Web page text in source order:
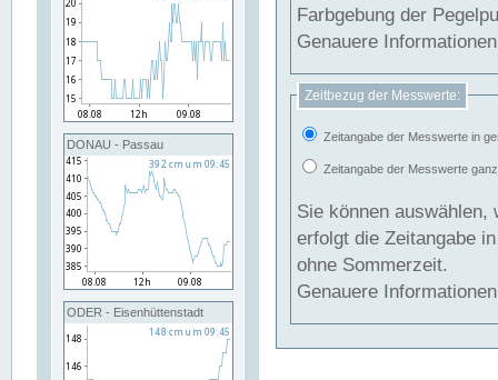
DONAU - Passau
ODER - Eisenhüttenstadt
Farbgebung der
Genauere
Zeitbezug der Messwerte:
Zeitangabe der Messwerte in
Zeitangabe der Messwerte
Sie können auswählen,
erfolgt die Zeitangabe
ohne Sommerzeit.
Genauere